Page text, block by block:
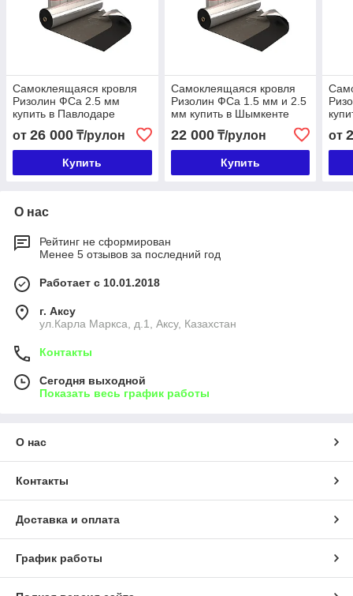
Самоклеящаяся кровля
Ризолин ФСа 2.5 мм
купить в Павлодаре
от 26 000 ₸/рулон
Купить
Самоклеящаяся кровля
Ризолин ФСа 1.5 мм и 2.5
мм купить в Шымкенте
22 000₸/рулон
Купить
от
О нас
Рейтинг не сформирован
Менее 5 отзывов за последний год
Работает с 10.01.2018
г. Аксу
ул.Карла Маркса, д.1, Аксу, Казахстан
Контакты
Сегодня выходной
Показать весь график работы
О нас
Контакты
Доставка и оплата
График работы